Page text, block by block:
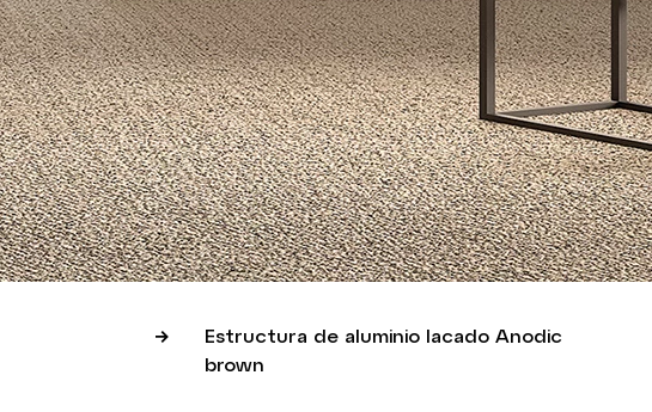
Estructura de aluminio lacado Anodic
brown